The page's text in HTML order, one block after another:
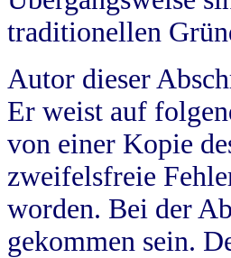
traditionellen
Autor dieser
Er weist auf
von einer Kopie
zweifelsfreie
worden. Bei der
gekommen sein.